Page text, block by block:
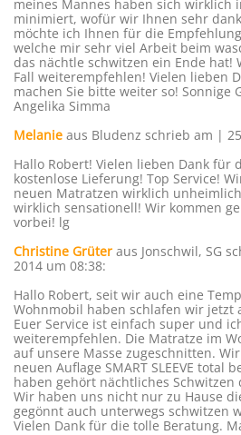
meines Mannes haben sich wirklich
minimiert, wofür wir Ihnen sehr
möchte ich Ihnen für die
welche mir sehr viel Arbeit beim
das nächtle schwitzen ein Ende hat!
Fall weiterempfehlen! Vielen lieben
machen Sie bitte weiter so! Sonnige
Angelika Simma
Melanie aus Bludenz schrieb am |
Hallo Robert! Vielen lieben Dank für
kostenlose Lieferung! Top Service!
neuen Matratzen wirklich
wirklich sensationell! Wir kommen
vorbei! lg
Christine Grüter aus Jonschwil, SG
2014 um 08:38:
Hallo Robert, seit wir auch eine
Wohnmobil haben schlafen wir jetzt
Euer Service ist einfach super und
weiterempfehlen. Die Matratze im
auf unsere Masse zugeschnitten.
neuen Auflage SMART SLEEVE total
haben gehört nächtliches Schwitzen
Wir haben uns nicht nur zu Hause
gegönnt auch unterwegs schwitzen
Vielen Dank für die tolle Beratung.